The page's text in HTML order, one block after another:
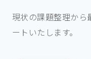
現状の課題整理から
ートいたします。